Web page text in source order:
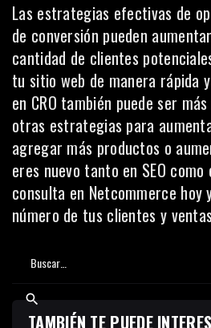
Las estrategias efectivas de
de conversión pueden
cantidad de clientes
tu sitio web de manera rápida
en CRO también puede ser
otras estrategias para
agregar más productos o
eres nuevo tanto en SEO como
consulta en Netcommerce hoy
número de tus clientes y
TAMBIÉN TE PUEDE